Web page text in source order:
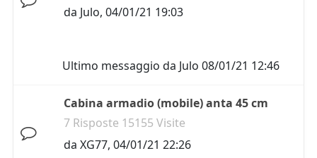
da Julo, 04/01/21 19:03
Ultimo messaggio da Julo 08/01/21 12:46
Cabina armadio (mobile) anta 45 cm
7 Risposte 15155 Visite
da XG77, 04/01/21 22:26